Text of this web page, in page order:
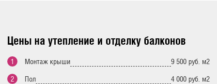
Цены на утепление и отделку балконов
Монтаж крыши 9 500 руб. м2
Пол 4 000 руб. м2